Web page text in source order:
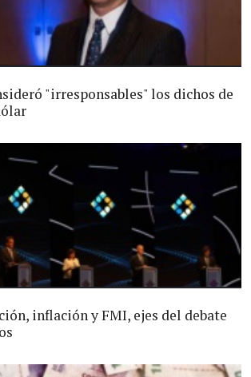
"irresponsables" los dichos de
inflación y FMI, ejes del debate